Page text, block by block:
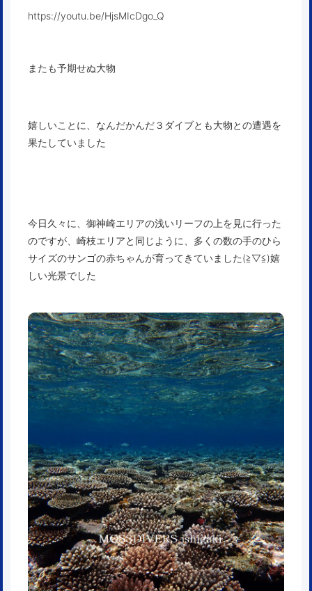
https://youtu.be/HjsMIcDgo_Q
またも予期せぬ大物
嬉しいことに、なんだかんだ３ダイブとも大物との遭遇を
果たしていました
今日久々に、御神崎エリアの浅いリーフの上を見に行った
のですが、崎枝エリアと同じように、多くの数の手のひら
サイズのサンゴの赤ちゃんが育ってきていました(≧▽≦)嬉
しい光景でした